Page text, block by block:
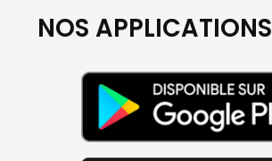
NOS APPLICATIONS